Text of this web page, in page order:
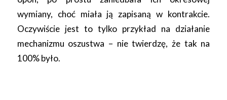
wymiany, choć miała ją zapisaną w kontrakcie.
Oczywiście jest to tylko przykład na działanie
mechanizmu oszustwa – nie twierdzę, że tak na
100% było.